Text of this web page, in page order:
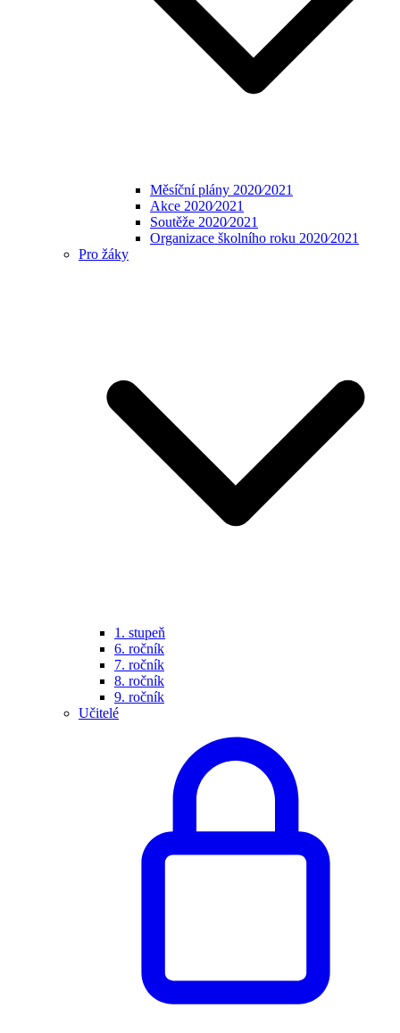
Měsíční plány 2020⁄2021
Akce 2020⁄2021
Soutěže 2020⁄2021
Organizace školního roku 2020⁄2021
Pro žáky
1. stupeň
6. ročník
7. ročník
8. ročník
9. ročník
Učitelé